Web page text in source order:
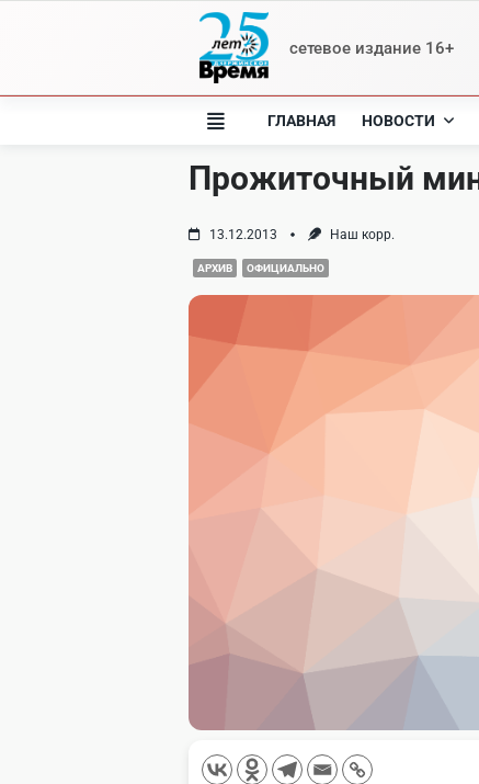
сетевое издание 16+
ГЛАВНАЯ НОВОСТИ
Прожиточный
13.12.2013 Наш корр.
АРХИВ ОФИЦИАЛЬНО